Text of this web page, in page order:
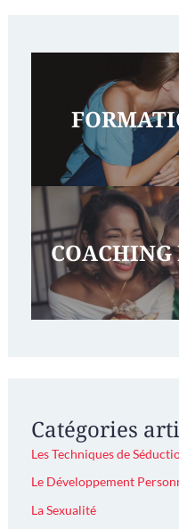
COACHING
Catégories
Les Techniques de
Le Développement
La Sexualité